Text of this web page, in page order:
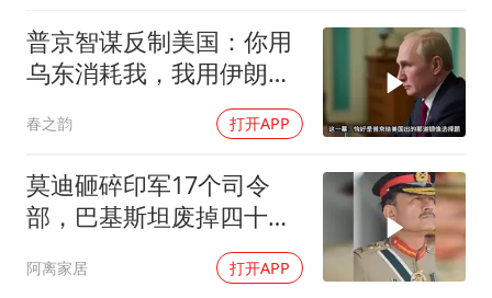
普京智谋反制美国：你用
乌东消耗我，我用伊朗消
春之韵 打开APP
莫迪砸碎印军17个司令
部，巴基斯坦废掉四十年
旧制，南亚两个死敌同时
变天
阿离家居 打开APP